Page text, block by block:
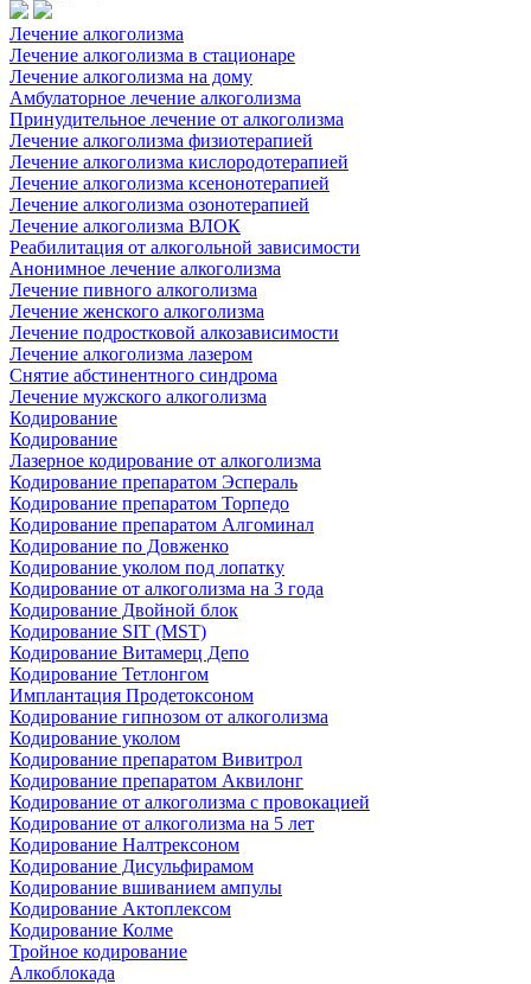
Лечение алкоголизма
Лечение алкоголизма в стационаре
Лечение алкоголизма на дому
Амбулаторное лечение алкоголизма
Принудительное лечение от алкоголизма
Лечение алкоголизма физиотерапией
Лечение алкоголизма кислородотерапией
Лечение алкоголизма ксенонотерапией
Лечение алкоголизма озонотерапией
Лечение алкоголизма ВЛОК
Реабилитация от алкогольной зависимости
Анонимное лечение алкоголизма
Лечение пивного алкоголизма
Лечение женского алкоголизма
Лечение подростковой алкозависимости
Лечение алкоголизма лазером
Снятие абстинентного синдрома
Лечение мужского алкоголизма
Кодирование
Кодирование
Лазерное кодирование от алкоголизма
Кодирование препаратом Эспераль
Кодирование препаратом Торпедо
Кодирование препаратом Алгоминал
Кодирование по Довженко
Кодирование уколом под лопатку
Кодирование от алкоголизма на 3 года
Кодирование Двойной блок
Кодирование SIT (MST)
Кодирование Витамерц Депо
Кодирование Тетлонгом
Имплантация Продетоксоном
Кодирование гипнозом от алкоголизма
Кодирование уколом
Кодирование препаратом Вивитрол
Кодирование препаратом Аквилонг
Кодирование от алкоголизма с провокацией
Кодирование от алкоголизма на 5 лет
Кодирование Налтрексоном
Кодирование Дисульфирамом
Кодирование вшиванием ампулы
Кодирование Актоплексом
Кодирование Колме
Тройное кодирование
Алкоблокада